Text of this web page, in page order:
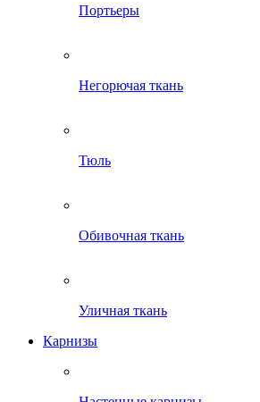
Портьеры
Негорючая ткань
Тюль
Обивочная ткань
Уличная ткань
Карнизы